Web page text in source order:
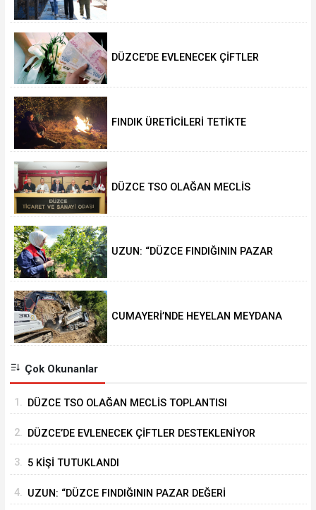
DÜZCE’DE EVLENECEK ÇİFTLER
FINDIK ÜRETİCİLERİ TETİKTE
DÜZCE TSO OLAĞAN MECLİS
UZUN: “DÜZCE FINDIĞININ PAZAR
CUMAYERİ’NDE HEYELAN MEYDANA
Çok Okunanlar
1. DÜZCE TSO OLAĞAN MECLİS TOPLANTISI
2. DÜZCE’DE EVLENECEK ÇİFTLER DESTEKLENİYOR
3. 5 KİŞİ TUTUKLANDI
4. UZUN: “DÜZCE FINDIĞININ PAZAR DEĞERİ